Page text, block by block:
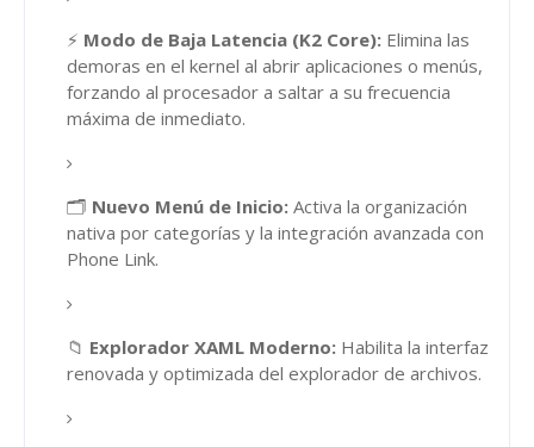
⚡ Modo de Baja Latencia (K2 Core): Elimina las
demoras en el kernel al abrir aplicaciones o menús,
forzando al procesador a saltar a su frecuencia
máxima de inmediato.
🗂️ Nuevo Menú de Inicio: Activa la organización
nativa por categorías y la integración avanzada con
Phone Link.
📁 Explorador XAML Moderno: Habilita la interfaz
renovada y optimizada del explorador de archivos.